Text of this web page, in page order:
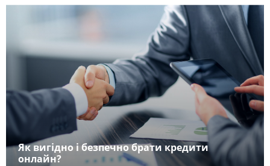
Як вигідно і безпечно брати кредити
онлайн?